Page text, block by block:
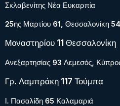
Σκλαβενίτης Νέα Ευκαρπία
25ης Μαρτίου 61, Θεσσαλονίκη
Μοναστηρίου 11 Θεσσαλονίκη
Ανεξαρτησίας 93 Λεμεσός,
Γρ. Λαμπράκη 117 Τούμπα
Ι. Πασαλίδη 65 Καλαμαριά